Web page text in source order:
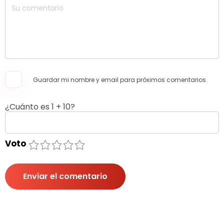
Guardar mi nombre y email para próximos comentarios.
¿Cuánto es 1 + 10?
Voto 5
4
3
2
1
Enviar el comentario